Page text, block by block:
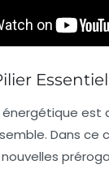
est
Dans ce